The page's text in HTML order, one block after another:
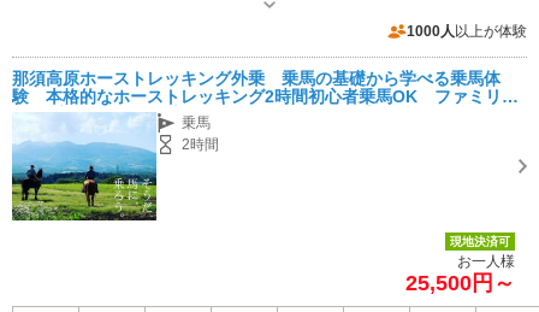
1000人 以上が体験
那須高原ホーストレッキング外乗 乗馬の基礎から学べる乗馬体
験 本格的なホーストレッキング2時間初心者乗馬OK ファミリー
カップル 女性 那須高原で旅行イベント サプライズ 写真動画デ
ータプレゼント
乗馬
2時間
現地決済可
お一人様
25,500円～